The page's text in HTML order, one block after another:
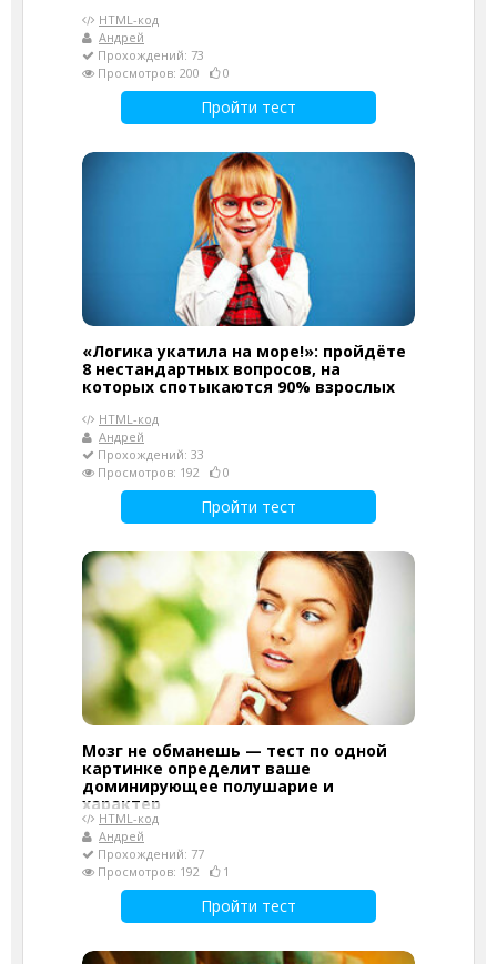
HTML-код
Андрей
Прохождений: 73
Просмотров: 200
0
Пройти тест
«Логика укатила на море!»: пройдёте
8 нестандартных вопросов, на
которых спотыкаются 90% взрослых
HTML-код
Андрей
Прохождений: 33
Просмотров: 192
0
Пройти тест
Мозг не обманешь — тест по одной
картинке определит ваше
доминирующее полушарие и
характер
HTML-код
Андрей
Прохождений: 77
Просмотров: 192
1
Пройти тест